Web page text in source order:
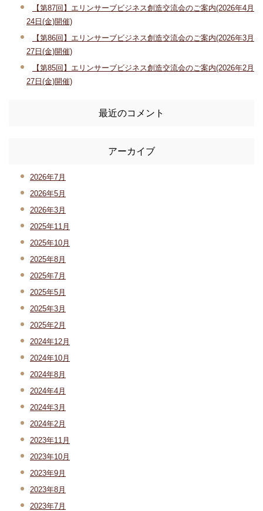
【第87回】エリンサーブビジネス創造交流会のご案内(2026年4月
24日(金)開催)
【第86回】エリンサーブビジネス創造交流会のご案内(2026年3月
27日(金)開催)
【第85回】エリンサーブビジネス創造交流会のご案内(2026年2月
27日(金)開催)
最近のコメント
アーカイブ
2026年7月
2026年5月
2026年3月
2025年11月
2025年10月
2025年8月
2025年7月
2025年5月
2025年3月
2025年2月
2024年12月
2024年10月
2024年8月
2024年4月
2024年3月
2024年2月
2023年11月
2023年10月
2023年9月
2023年8月
2023年7月